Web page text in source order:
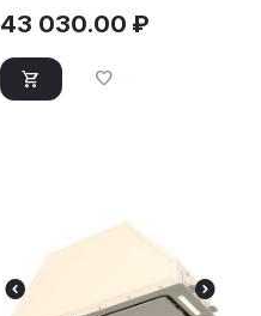
43 030.00 ₽